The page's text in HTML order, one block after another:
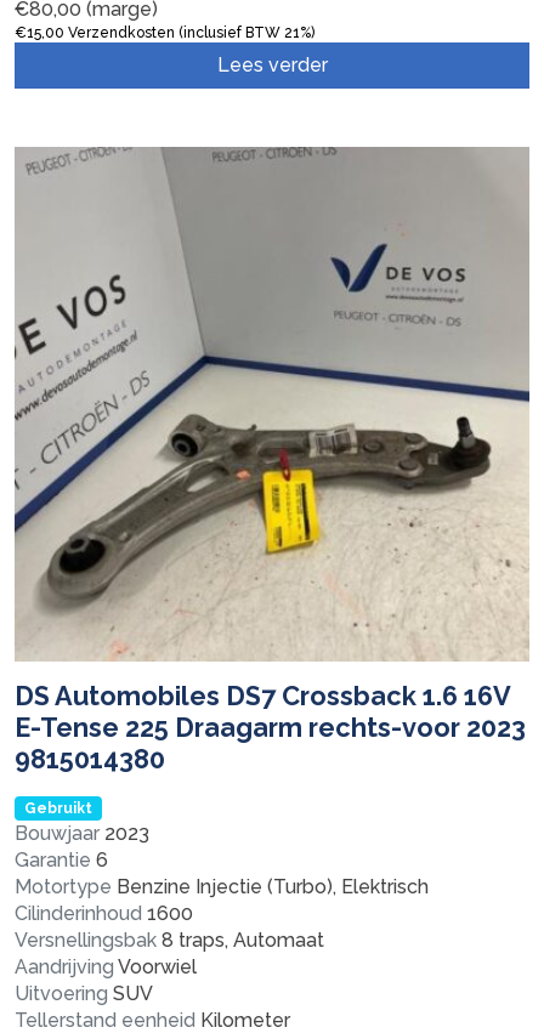
€80,00 (marge)
€15,00 Verzendkosten (inclusief BTW 21%)
Lees verder
DS Automobiles DS7 Crossback 1.6 16V
E-Tense 225 Draagarm rechts-voor 2023
9815014380
Gebruikt
Bouwjaar 2023
Garantie 6
Motortype Benzine Injectie (Turbo), Elektrisch
Cilinderinhoud 1600
Versnellingsbak 8 traps, Automaat
Aandrijving Voorwiel
Uitvoering SUV
Tellerstand eenheid Kilometer